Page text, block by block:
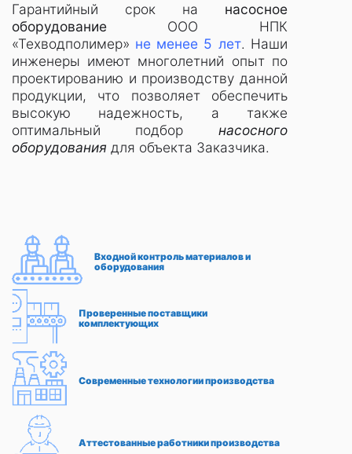
Гарантийный срок на насосное
оборудование ООО НПК
«Техводполимер» не менее 5 лет. Наши
инженеры имеют многолетний опыт по
проектированию и производству данной
продукции, что позволяет обеспечить
высокую надежность, а также
оптимальный подбор насосного
оборудования для объекта Заказчика.
Входной контроль материалов и
оборудования
Проверенные поставщики
комплектующих
Современные технологии производства
Аттестованные работники производства